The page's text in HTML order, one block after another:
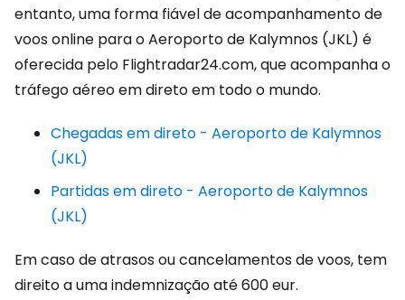
entanto, uma forma fiável de acompanhamento de
voos online para o Aeroporto de Kalymnos (JKL) é
oferecida pelo Flightradar24.com, que acompanha o
tráfego aéreo em direto em todo o mundo.
Chegadas em direto - Aeroporto de Kalymnos
(JKL)
Partidas em direto - Aeroporto de Kalymnos
(JKL)
Em caso de atrasos ou cancelamentos de voos, tem
direito a uma indemnização até600 eur.